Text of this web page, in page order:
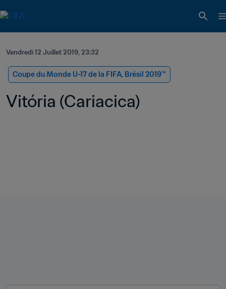
Vendredi 12 Juillet 2019, 23:32
Coupe du Monde U-17 de la FIFA, Brésil 2019™
Vitória (Cariacica)